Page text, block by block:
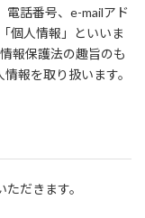
電話番号、e-mailアド
個人情報」といいま
報保護法の趣旨のも
報を取り扱います。
だきます。